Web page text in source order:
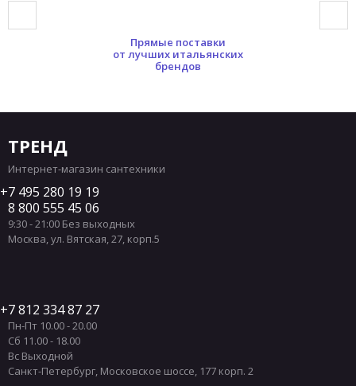
Прямые поставки
от лучших итальянских
брендов
ТРЕНД
Интернет-магазин сантехники
7 495 280 19 19
8 800 555 45 06
9:30 - 21:00 Без выходных
Москва,ул. Вятская, 27, корп.5
7 812 334 87 27
Пн-Пт 10.00 - 20.00
Сб 11.00 - 18.00
Вс Выходной
Санкт-Петербург, Московское шоссе, 177 корп. 2